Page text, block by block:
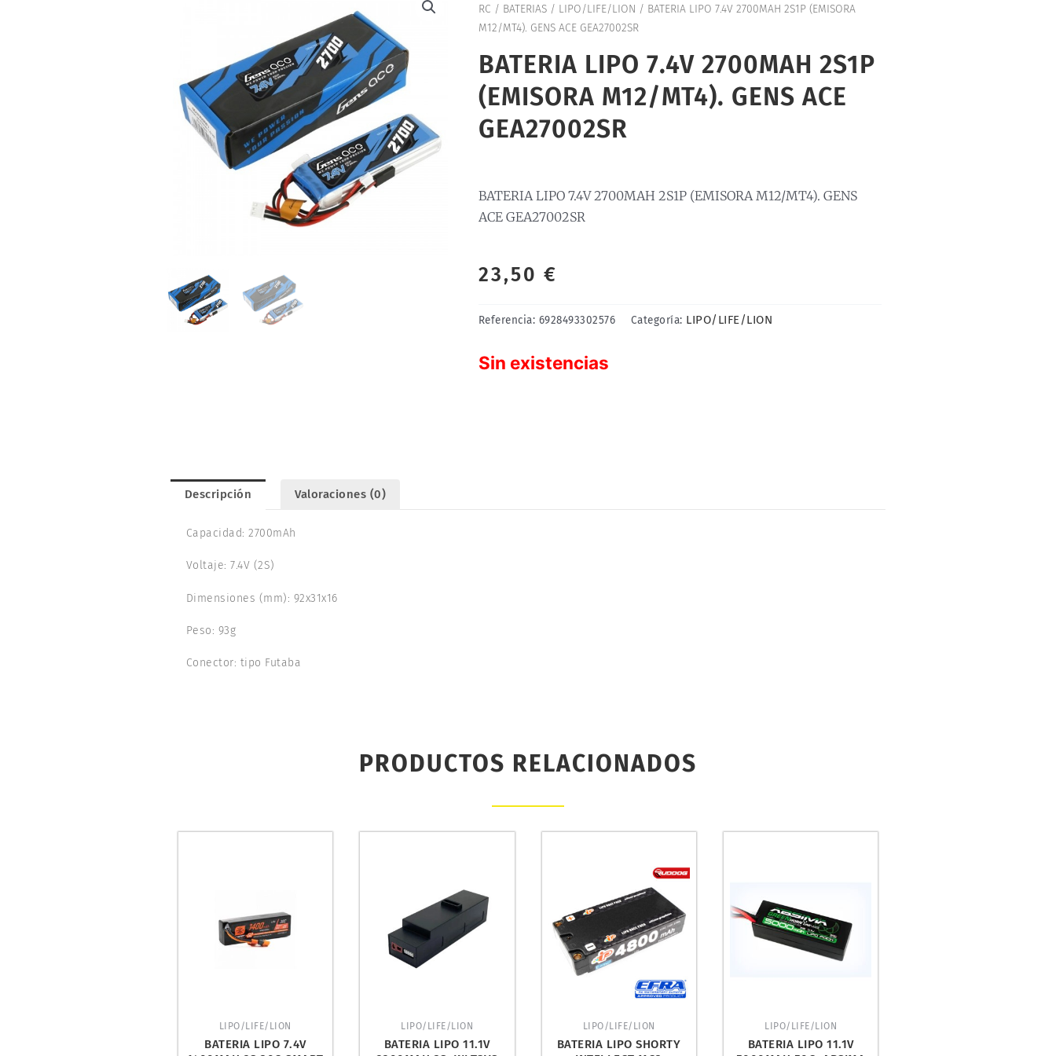
RC / BATERIAS/ LIPO/LIFE/LION / BATERIA LIPO 7.4V 2700MAH 2S1P (EMISORA
M12/MT4). GENS ACE GEA27002SR
BATERIA LIPO 7.4V 2700MAH 2S1P
(EMISORA M12/MT4). GENS ACE
GEA27002SR
BATERIA LIPO 7.4V 2700MAH 2S1P (EMISORA M12/MT4). GENS
ACE GEA27002SR
23,50 €
Referencia: 6928493302576 Categoría: LIPO/LIFE/LION
Sin existencias
Descripción Valoraciones (0)
Capacidad: 2700mAh
Voltaje: 7.4V (2S)
Dimensiones (mm): 92x31x16
Peso: 93g
Conector: tipo Futaba
PRODUCTOS RELACIONADOS
LIPO/LIFE/LION
BATERIA LIPO 7.4V
LIPO/LIFE/LION
BATERIA LIPO 11.1V
LIPO/LIFE/LION
BATERIA LIPO SHORTY
LIPO/LIFE/LION
BATERIA LIPO 11.1V